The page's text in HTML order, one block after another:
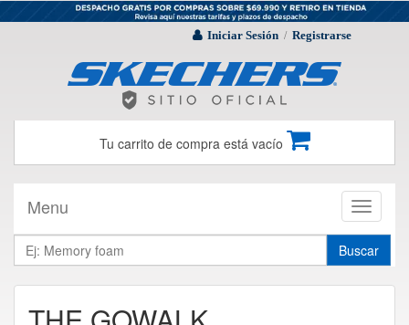
Iniciar Sesión / Registrarse
Tu carrito de compra está vacío
Toggle
Menu
Buscar